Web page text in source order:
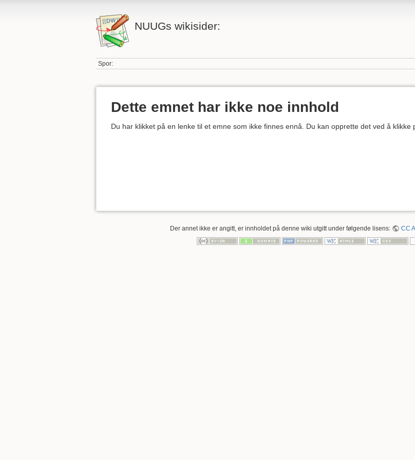
NUUGs wikisider:
Spor:
Dette emnet har ikke noe innhold
Du har klikket på en lenke til et emne som ikke finnes ennå. Du kan opprette det ved å klikke
Der annet ikke er angitt, er innholdet på denne wiki utgitt under følgende lisens: CC